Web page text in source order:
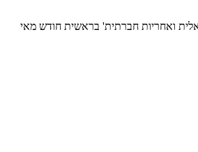
ואחריות חברתית' בראשית חודש מאי